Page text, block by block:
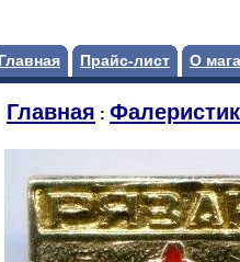
Главная Прайс-лист О
Главная :